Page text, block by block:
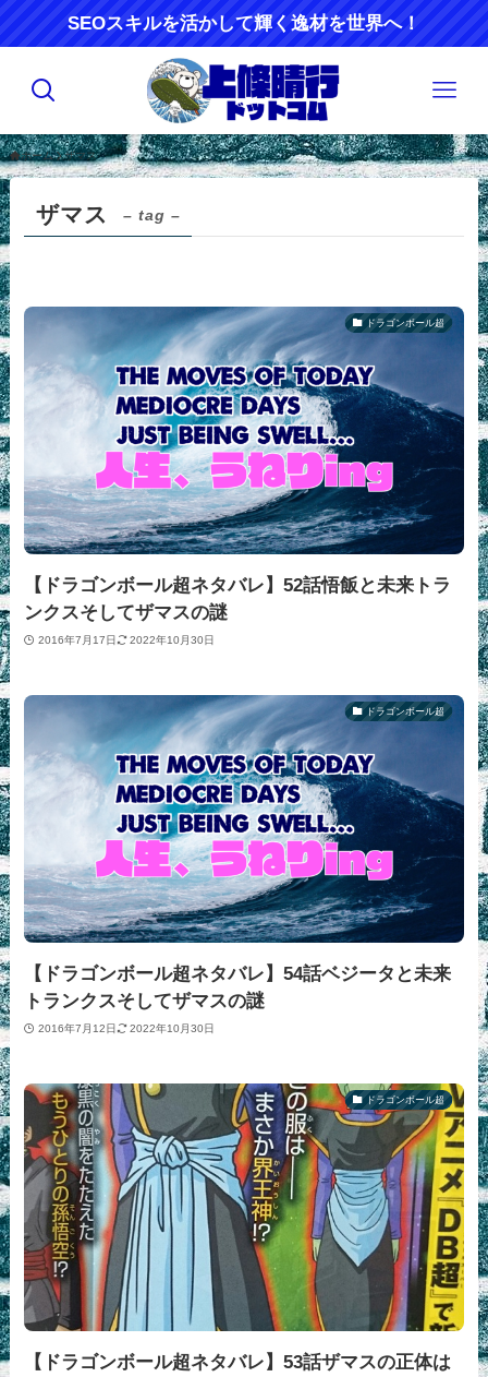
SEOスキルを活かして輝く逸材を世界へ！
ホーム ザマス
ザマス – tag –
ドラゴンボール超
【ドラゴンボール超ネタバレ】52話悟飯と未来トラ
ンクスそしてザマスの謎
2016年7月17日 2022年10月30日
ドラゴンボール超
【ドラゴンボール超ネタバレ】54話ベジータと未来
トランクスそしてザマスの謎
2016年7月12日 2022年10月30日
ドラゴンボール超
【ドラゴンボール超ネタバレ】53話ザマスの正体は